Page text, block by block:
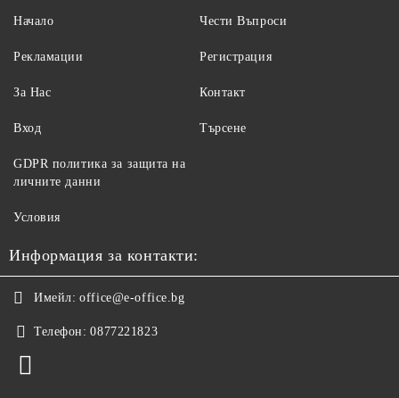
Начало
Рекламации
За Нас
Вход
Чести Въпроси
Регистрация
Контакт
Търсене
GDPR политика за защита на
личните данни
Условия
Информация за контакти:
Имейл: office@e-office.bg
Телефон: 0877221823